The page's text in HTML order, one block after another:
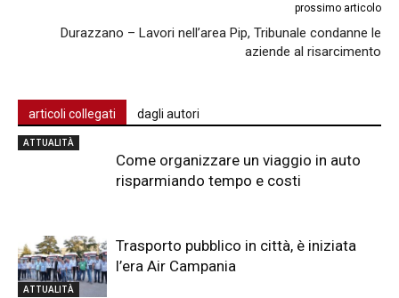
prossimo articolo
Durazzano – Lavori nell’area Pip, Tribunale condanne le
aziende al risarcimento
articoli collegati dagli autori
ATTUALITÀ
Come organizzare un viaggio in auto
risparmiando tempo e costi
ATTUALITÀ
Trasporto pubblico in città, è iniziata
l’era Air Campania